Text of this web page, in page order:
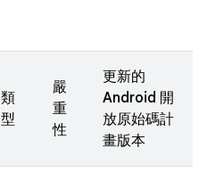
類
型
嚴
重
性
更新的
Android 開
放原始碼計
畫版本